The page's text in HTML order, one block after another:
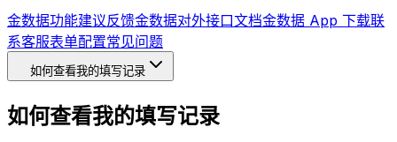
金数据功能建议反馈金数据对外接口文档金数据 App 下载联
系客服表单配置常见问题
如何查看我的填写记录
如何查看我的填写记录